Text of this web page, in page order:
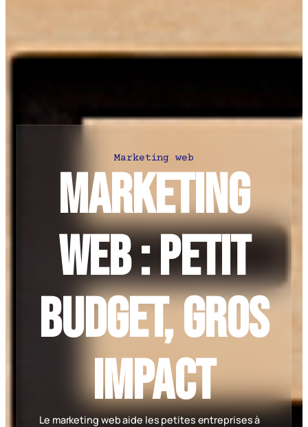
Marketing web
Marketing
web : petit
budget, gros
impact
Le marketing web aide les petites entreprises à